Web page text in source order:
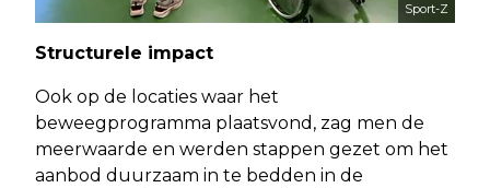
Sport-Z
Structurele impact
Ook op de locaties waar het
beweegprogramma plaatsvond, zag men de
meerwaarde en werden stappen gezet om het
aanbod duurzaam in te bedden in de